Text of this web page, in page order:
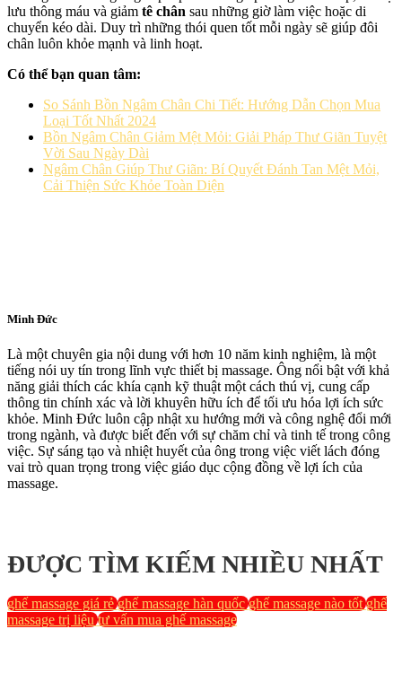
lưu thông máu và giảm tê chân sau những giờ làm việc hoặc di
chuyển kéo dài. Duy trì những thói quen tốt mỗi ngày sẽ giúp đôi
chân luôn khỏe mạnh và linh hoạt.
Có thể bạn quan tâm:
So Sánh Bồn Ngâm Chân Chi Tiết: Hướng Dẫn Chọn Mua
Loại Tốt Nhất 2024
Bồn Ngâm Chân Giảm Mệt Mỏi: Giải Pháp Thư Giãn Tuyệt
Vời Sau Ngày Dài
Ngâm Chân Giúp Thư Giãn: Bí Quyết Đánh Tan Mệt Mỏi,
Cải Thiện Sức Khỏe Toàn Diện
Minh Đức
Là một chuyên gia nội dung với hơn 10 năm kinh nghiệm, là một
tiếng nói uy tín trong lĩnh vực thiết bị massage. Ông nổi bật với khả
năng giải thích các khía cạnh kỹ thuật một cách thú vị, cung cấp
thông tin chính xác và lời khuyên hữu ích để tối ưu hóa lợi ích sức
khỏe. Minh Đức luôn cập nhật xu hướng mới và công nghệ đổi mới
trong ngành, và được biết đến với sự chăm chỉ và tinh tế trong công
việc. Sự sáng tạo và nhiệt huyết của ông trong việc viết lách đóng
vai trò quan trọng trong việc giáo dục cộng đồng về lợi ích của
massage.
ĐƯỢC TÌM KIẾM NHIỀU NHẤT
ghế massage giá rẻ ghế massage hàn quốc ghế massage nào tốt ghế
massage trị liệu tư vấn mua ghế massage